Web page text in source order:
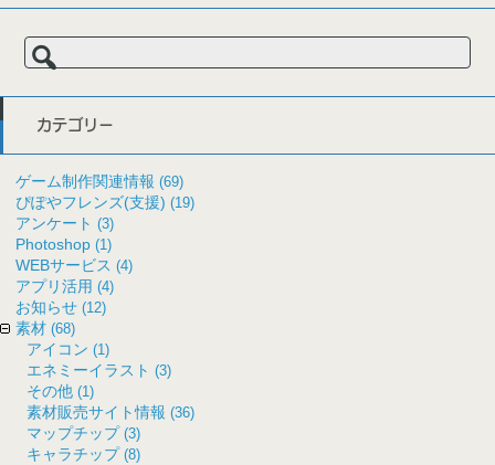
検
索:
カテゴリー
ゲーム制作関連情報 (69)
ぴぽやフレンズ(支援) (19)
アンケート (3)
Photoshop (1)
WEBサービス (4)
アプリ活用 (4)
お知らせ (12)
素材 (68)
アイコン (1)
エネミーイラスト (3)
その他 (1)
素材販売サイト情報 (36)
マップチップ (3)
キャラチップ (8)